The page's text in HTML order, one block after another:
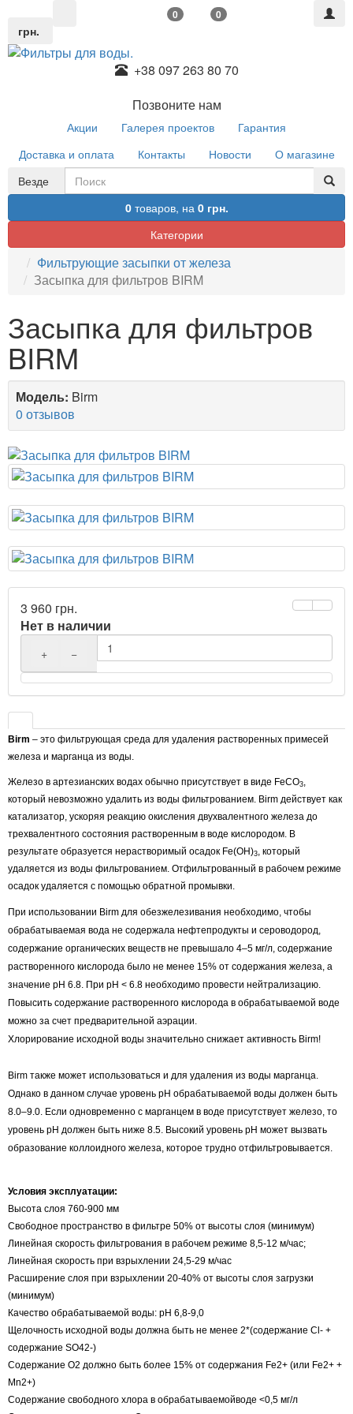
грн.
0 0
+38 097 263 80 70
Позвоните нам
Акции Галерея проектов
Гарантия
Доставка и оплата
Контакты Новости
О магазине
Везде
0товаров, на 0 грн.
Категории
Фильтрующие засыпки от железа
Засыпка для фильтров BIRM
Засыпка для фильтров
BIRM
Модель: Birm
0 отзывов
3 960 грн.
Нет в наличии
+ −
Birm – это фильтрующая среда для удаления растворенных примесей
железа и марганца из воды.
Железо в артезианских водах обычно присутствует в виде FeCO3,
который невозможно удалить из воды фильтрованием. Birm действует как
катализатор, ускоряя реакцию окисления двухвалентного железа до
трехвалентного состояния растворенным в воде кислородом. В
результате образуется нерастворимый осадок Fe(OH)3, который
удаляется из воды фильтрованием. Отфильтрованный в рабочем режиме
осадок удаляется с помощью обратной промывки.
При использовании Birm для обезжелезивания необходимо, чтобы
обрабатываемая вода не содержала нефтепродукты и сероводород,
содержание органических веществ не превышало 4–5 мг/л, содержание
растворенного кислорода было не менее 15% от содержания железа, а
значение рН 6.8. При рН < 6.8 необходимо провести нейтрализацию.
Повысить содержание растворенного кислорода в обрабатываемой воде
можно за счет предварительной аэрации.
Хлорирование исходной воды значительно снижает активность Birm!
Birm также может использоваться и для удаления из воды марганца.
Однако в данном случае уровень pH обрабатываемой воды должен быть
8.0–9.0. Если одновременно с марганцем в воде присутствует железо, то
уровень pH должен быть ниже 8.5. Высокий уровень pH может вызвать
образование коллоидного железа, которое трудно отфильтровывается.
Условия эксплуатации:
Высота слоя 760-900 мм
Свободное пространство в фильтре 50% от высоты слоя (минимум)
Линейная скорость фильтрования в рабочем режиме 8,5-12 м/час;
Линейная скорость при взрыхлении 24,5-29 м/час
Расширение слоя при взрыхлении 20-40% от высоты слоя загрузки
(минимум)
Качество обрабатываемой воды: рН 6,8-9,0
Щелочность исходной воды должна быть не менее 2*(содержание Cl- +
содержание SO42-)
Содержание О2 должно быть более 15% от содержания Fe2+ (или Fe2+ +
Mn2+)
Содержание свободного хлора в обрабатываемойводе <0,5 мг/л